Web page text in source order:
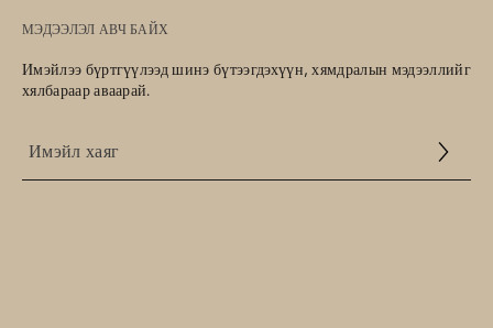
МЭДЭЭЛЭЛ АВЧ БАЙХ
Имэйлээ бүртгүүлээд шинэ бүтээгдэхүүн, хямдралын мэдээллийг
хялбараар аваарай.